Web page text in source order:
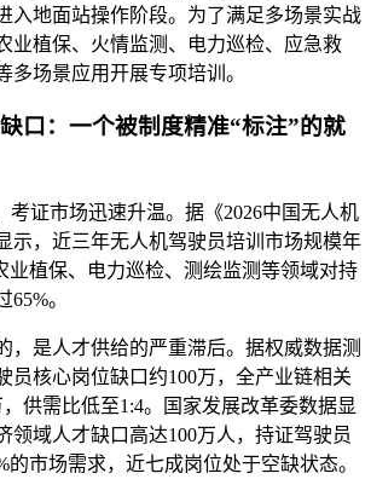
入地面站操作阶段。为了满足多场景实战
业植保、火情监测、电力巡检、应急救
多场景应用开展专项培训。
口：一个被制度精准“标注”的就
考证市场迅速升温。据《2026中国无人机
示，近三年无人机驾驶员培训市场规模年
业植保、电力巡检、测绘监测等领域对持
。
，是人才供给的严重滞后。据权威数据测
员核心岗位缺口约100万，全产业链相关
供需比低至1:4。国家发展改革委数据显
领域人才缺口高达100万人，持证驾驶员
的市场需求，近七成岗位处于空缺状态。